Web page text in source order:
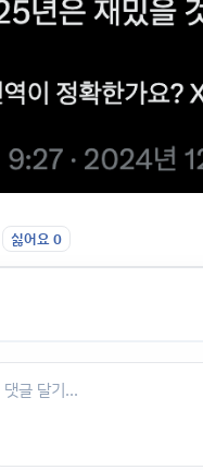
싫어요0